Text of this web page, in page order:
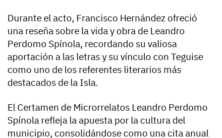
Durante el acto, Francisco Hernández ofreció
una reseña sobre la vida y obra de Leandro
Perdomo Spínola, recordando su valiosa
aportación a las letras y su vínculo con Teguise
como uno de los referentes literarios más
destacados de la Isla.
El Certamen de Microrrelatos Leandro Perdomo
Spínola refleja la apuesta por la cultura del
municipio, consolidándose como una cita anual